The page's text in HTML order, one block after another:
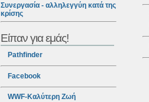
Συνεργασία - αλληλεγγύη κατά της
κρίσης
Είπαν για εμάς!
Pathfinder
Facebook
WWF-Καλύτερη Ζωή